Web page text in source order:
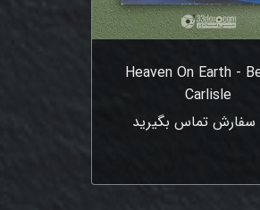
Heaven On Earth -
Carlisle
سفارش تماس بگیرید